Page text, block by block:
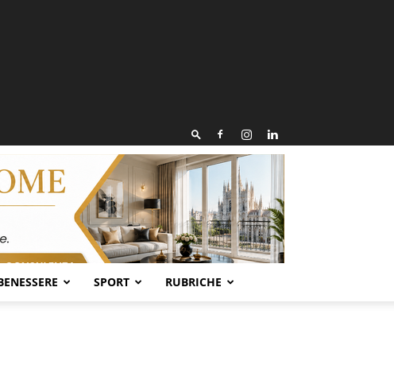
SPORT RUBRICHE